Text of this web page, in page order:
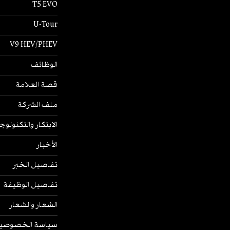
T5 EVO
U-Tour
V9 HEV/PHEV
الوظائف
قصة العلامة
ملف الشركة
الابتكار
الأخبار
تفاصيل الخبر
تفاصيل الوظيفة
الشعار والشعار
سياسة